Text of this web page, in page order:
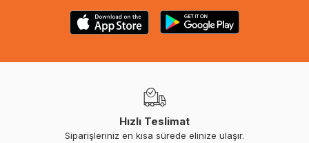
Hızlı Teslimat
Siparişleriniz en kısa sürede elinize ulaşır.